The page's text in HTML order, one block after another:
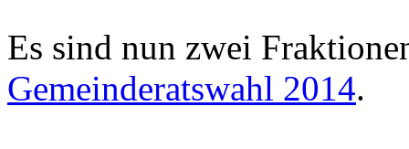
Es sind nun zwei
Gemeinderatswahl 2014.